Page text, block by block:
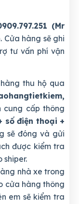
(Mr
hàng sẽ ghi
tư vấn phí vận
thu hộ qua
cung cấp thông
số điện thoại +
sẽ đóng và gửi
được kiểm tra
shiper.
nhà xe trong
cửa hàng thông
em sẽ kiểm tra